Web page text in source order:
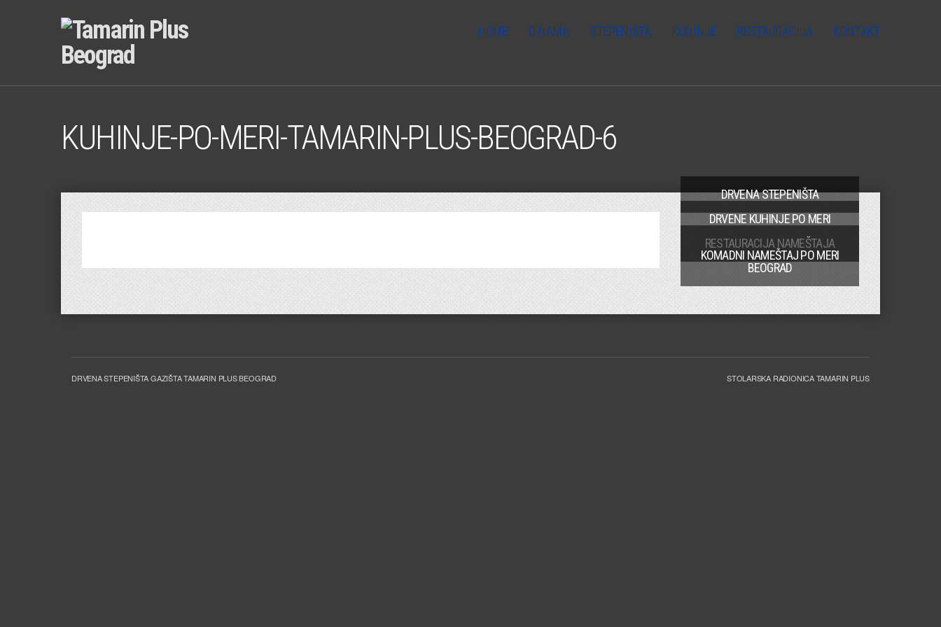
HOME O NAMA STEPENIŠTA KUHINJE RESTAURACIJA KONTAKT
KUHINJE-PO-MERI-TAMARIN-PLUS-BEOGRAD-6
DRVENA STEPENIŠTA
DRVENE KUHINJE PO MERI
RESTAURACIJA NAMEŠTAJA
KOMADNI NAMEŠTAJ PO MERI
BEOGRAD
DRVENA STEPENIŠTA GAZIŠTA TAMARIN PLUS BEOGRAD STOLARSKA RADIONICA TAMARIN PLUS